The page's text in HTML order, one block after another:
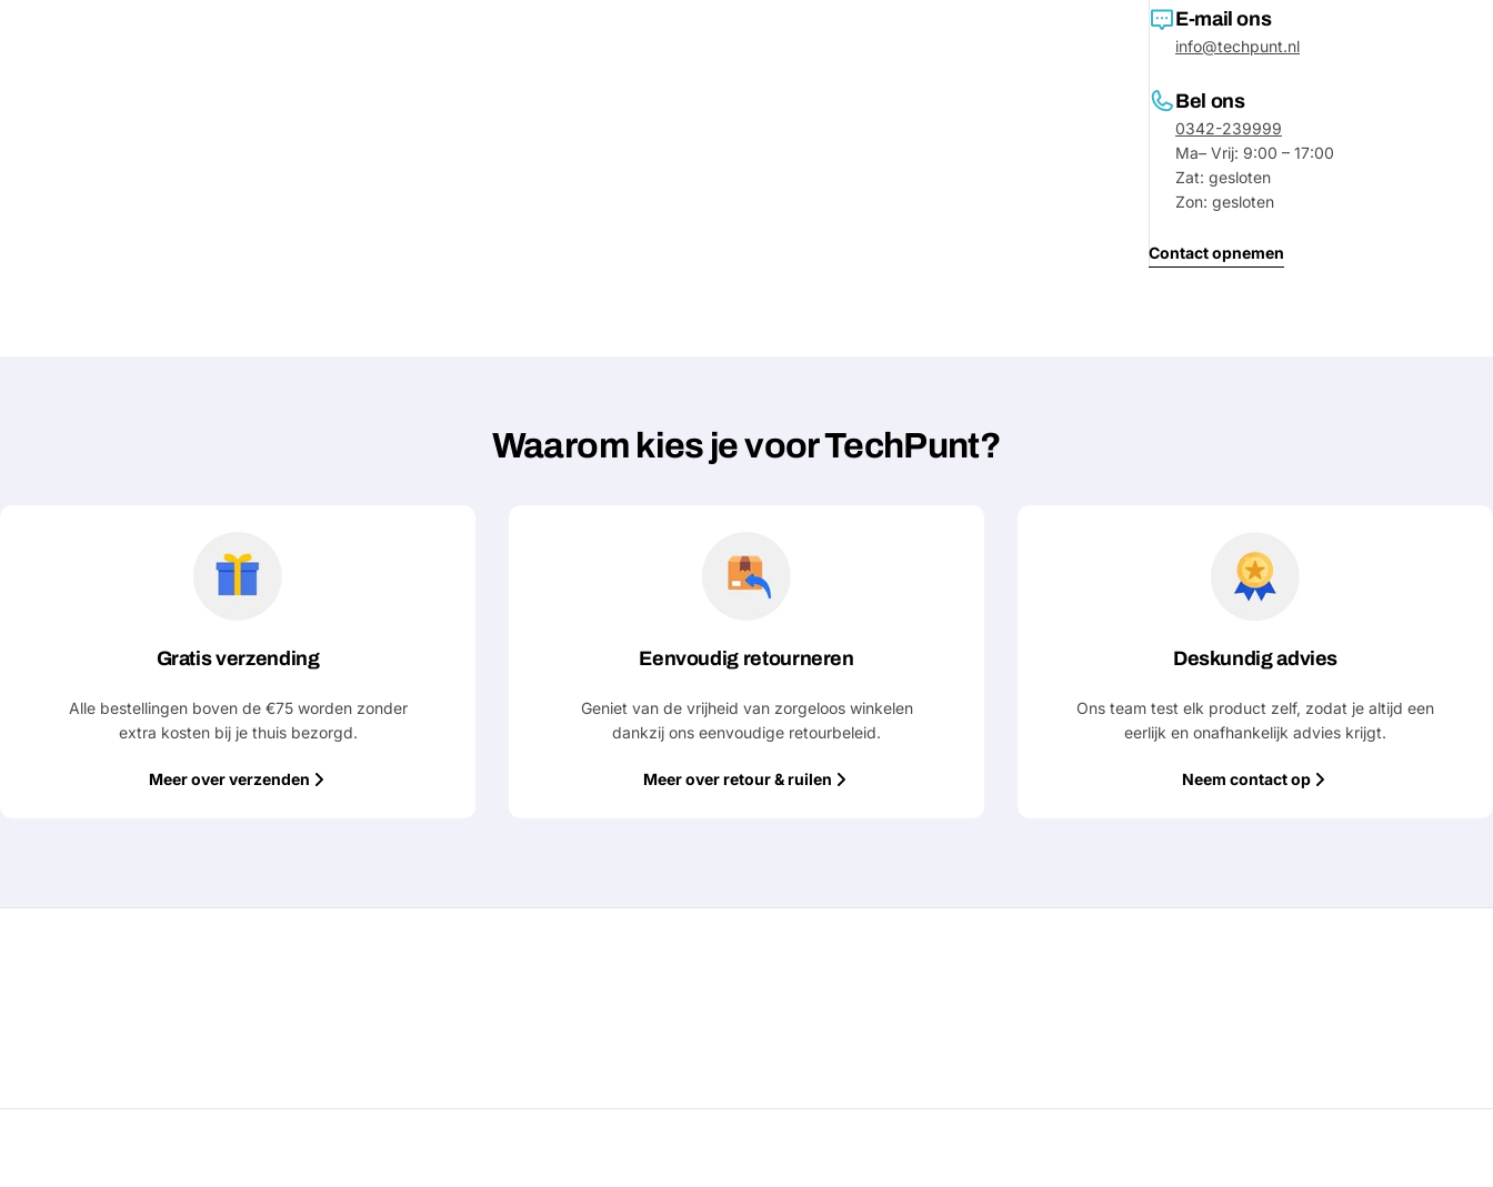
E-mail ons
info@techpunt.nl
Bel ons
0342-239999
Ma– Vrij: 9:00 – 17:00
Zat: gesloten
Zon: gesloten
Contact opnemen
Waarom kies je voor TechPunt?
Gratis verzending
Alle bestellingen boven de €75 worden zonder
extra kosten bij je thuis bezorgd.
Meer over verzenden
Eenvoudig retourneren
Geniet van de vrijheid van zorgeloos winkelen
dankzij ons eenvoudige retourbeleid.
Meer over retour & ruilen
Deskundig advies
Ons team test elk product zelf, zodat je altijd een
eerlijk en onafhankelijk advies krijgt.
Neem contact op